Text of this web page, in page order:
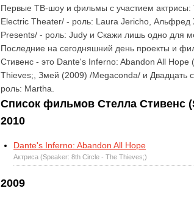
Первые ТВ-шоу и фильмы с участием актрисы:
Electric Theater/ - роль: Laura Jericho, Альфред
Presents/ - роль: Judy и Скажи лишь одно для
Последние на сегодняшний день проекты и
Стивенс - это Dante's Inferno: Abandon All
Thieves;, Змей (2009) /Megaconda/ и Двадцать
роль: Martha.
Список фильмов Стелла Стивенс
2010
Dante's Inferno: Abandon All Hope
Актриса (Speaker: 8th Circle - The Thieves;)
2009